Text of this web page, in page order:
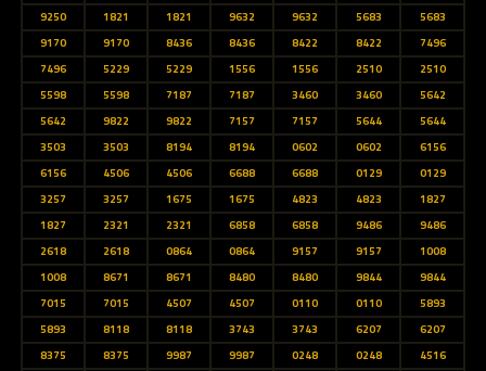
9250
1821 1821 9632 9632 5683
5683
9170
9170 8436 8436 8422 8422
7496
7496
5229 5229 1556 1556 2510
2510
5598
5598 7187 7187 3460 3460
5642
5642
9822 9822 7157 7157 5644
5644
3503
3503 8194 8194 0602 0602
6156
6156
4506 4506 6688 6688 0129
0129
3257
3257 1675 1675 4823 4823
1827
1827
2321 2321 6858 6858 9486
9486
2618
2618 0864 0864 9157 9157
1008
1008
8671 8671 8480 8480 9844
9844
7015
7015 4507 4507 0110 0110
5893
5893
8118 8118 3743 3743 6207
6207
8375
8375 9987 9987 0248 0248 4516